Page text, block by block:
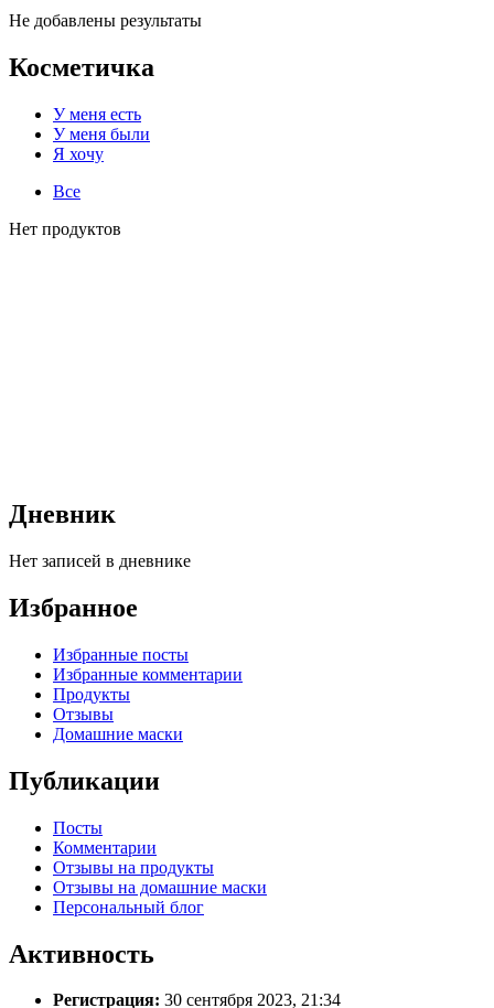
Не добавлены результаты
Косметичка
У меня есть
У меня были
Я хочу
Все
Нет продуктов
Дневник
Нет записей в дневнике
Избранное
Избранные посты
Избранные комментарии
Продукты
Отзывы
Домашние маски
Публикации
Посты
Комментарии
Отзывы на продукты
Отзывы на домашние маски
Персональный блог
Активность
Регистрация: 30 сентября 2023, 21:34